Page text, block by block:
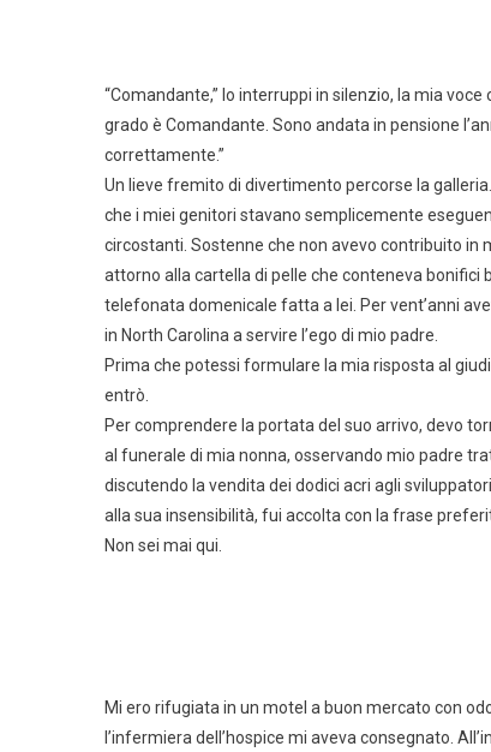
“Comandante,” lo interruppi in silenzio, la mia
grado è Comandante. Sono andata in pensione
correttamente.”
Un lieve fremito di divertimento percorse la
che i miei genitori stavano semplicemente
circostanti. Sostenne che non avevo contribuito
attorno alla cartella di pelle che conteneva bonifici
telefonata domenicale fatta a lei. Per vent’anni
in North Carolina a servire l’ego di mio padre.
Prima che potessi formulare la mia risposta al
entrò.
Per comprendere la portata del suo arrivo, devo
al funerale di mia nonna, osservando mio padre
discutendo la vendita dei dodici acri agli
alla sua insensibilità, fui accolta con la frase
Non sei mai qui.
Mi ero rifugiata in un motel a buon mercato con
l’infermiera dell’hospice mi aveva consegnato.